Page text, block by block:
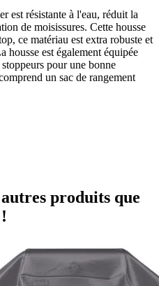
est résistante à l'eau, réduit la
de moisissures. Cette housse
ce matériau est extra robuste et
housse est également équipée
pour une bonne
un sac de rangement
produits que